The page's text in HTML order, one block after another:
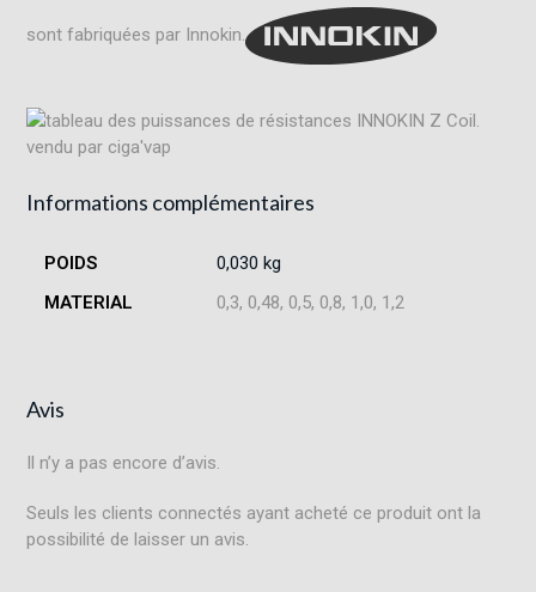
sont fabriquées par Innokin.
Informations complémentaires
POIDS
0,030 kg
MATERIAL
0,3, 0,48, 0,5, 0,8, 1,0, 1,2
Avis
Il n’y a pas encore d’avis.
Seuls les clients connectés ayant acheté ce produit ont la
possibilité de laisser un avis.